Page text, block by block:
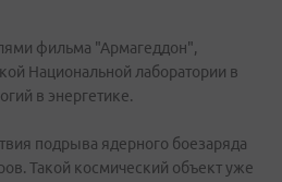
фильма "Армагеддон",
Национальной лаборатории в
в энергетике.
подрыва ядерного боезаряда
Такой космический объект уже